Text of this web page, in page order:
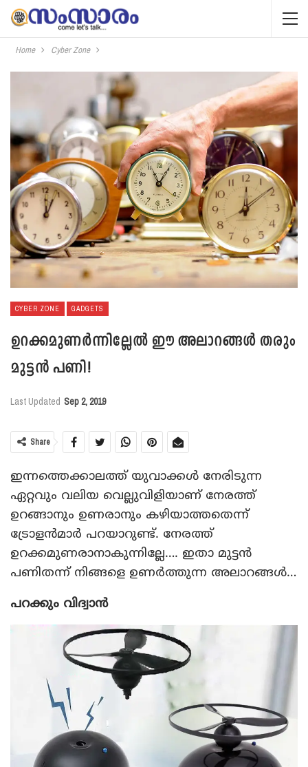
Home Cyber Zone
CYBER ZONE GADGETS
ഉറക്കമുണര്‍ന്നില്ലേല്‍ ഈ അലാറങ്ങള്‍ തരും
മുട്ടന്‍ പണി!
Last Updated Sep 2, 2019
Share
ഇന്നത്തെക്കാലത്ത് യുവാക്കള്‍ നേരിടുന്ന
ഏറ്റവും വലിയ വെല്ലുവിളിയാണ് നേരത്ത്
ഉറങ്ങാനും ഉണരാനും കഴിയാത്തതെന്ന്
ട്രോളന്‍മാര്‍ പറയാറുണ്ട്. നേരത്ത്
ഉറക്കമുണരാനാകുന്നില്ലേ…. ഇതാ മുട്ടന്‍
പണിതന്ന് നിങ്ങളെ ഉണര്‍ത്തുന്ന അലാറങ്ങള്‍…
പറക്കും വിദ്വാന്‍